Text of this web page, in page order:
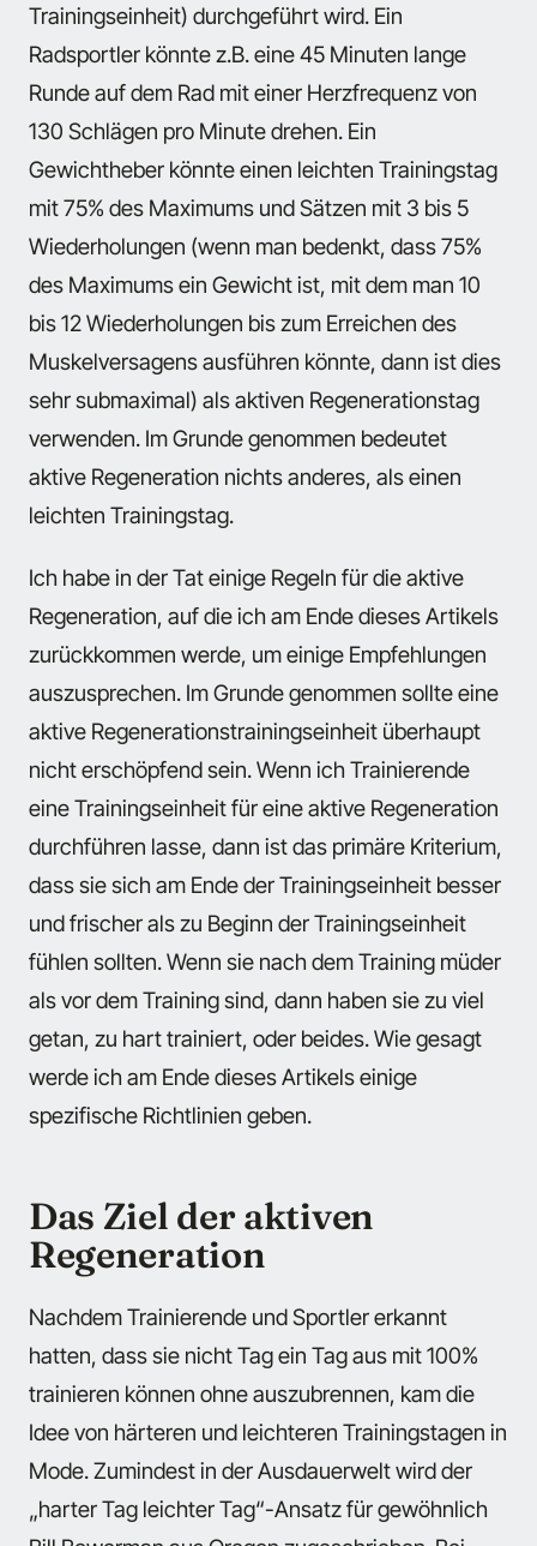
Trainingseinheit) durchgeführt wird. Ein
Radsportler könnte z.B. eine 45 Minuten lange
Runde auf dem Rad mit einer Herzfrequenz von
130 Schlägen pro Minute drehen. Ein
Gewichtheber könnte einen leichten Trainingstag
mit 75% des Maximums und Sätzen mit 3 bis 5
Wiederholungen (wenn man bedenkt, dass 75%
des Maximums ein Gewicht ist, mit dem man 10
bis 12 Wiederholungen bis zum Erreichen des
Muskelversagens ausführen könnte, dann ist dies
sehr submaximal) als aktiven Regenerationstag
verwenden. Im Grunde genommen bedeutet
aktive Regeneration nichts anderes, als einen
leichten Trainingstag.
Ich habe in der Tat einige Regeln für die aktive
Regeneration, auf die ich am Ende dieses Artikels
zurückkommen werde, um einige Empfehlungen
auszusprechen. Im Grunde genommen sollte eine
aktive Regenerationstrainingseinheit überhaupt
nicht erschöpfend sein. Wenn ich Trainierende
eine Trainingseinheit für eine aktive Regeneration
durchführen lasse, dann ist das primäre Kriterium,
dass sie sich am Ende der Trainingseinheit besser
und frischer als zu Beginn der Trainingseinheit
fühlen sollten. Wenn sie nach dem Training müder
als vor dem Training sind, dann haben sie zu viel
getan, zu hart trainiert, oder beides. Wie gesagt
werde ich am Ende dieses Artikels einige
spezifische Richtlinien geben.
Das Ziel der aktiven
Regeneration
Nachdem Trainierende und Sportler erkannt
hatten, dass sie nicht Tag ein Tag aus mit 100%
trainieren können ohne auszubrennen, kam die
Idee von härteren und leichteren Trainingstagen in
Mode. Zumindest in der Ausdauerwelt wird der
„harter Tag leichter Tag“-Ansatz für gewöhnlich